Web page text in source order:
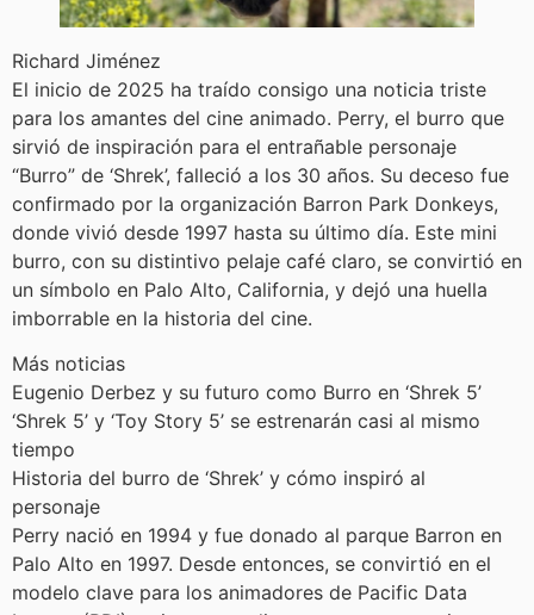
Richard Jiménez
El inicio de 2025 ha traído consigo una noticia triste
para los amantes del cine animado. Perry, el burro que
sirvió de inspiración para el entrañable personaje
“Burro” de ‘Shrek’, falleció a los 30 años. Su deceso fue
confirmado por la organización Barron Park Donkeys,
donde vivió desde 1997 hasta su último día. Este mini
burro, con su distintivo pelaje café claro, se convirtió en
un símbolo en Palo Alto, California, y dejó una huella
imborrable en la historia del cine.
Más noticias
Eugenio Derbez y su futuro como Burro en ‘Shrek 5’
‘Shrek 5’ y ‘Toy Story 5’ se estrenarán casi al mismo
tiempo
Historia del burro de ‘Shrek’ y cómo inspiró al
personaje
Perry nació en 1994 y fue donado al parque Barron en
Palo Alto en 1997. Desde entonces, se convirtió en el
modelo clave para los animadores de Pacific Data